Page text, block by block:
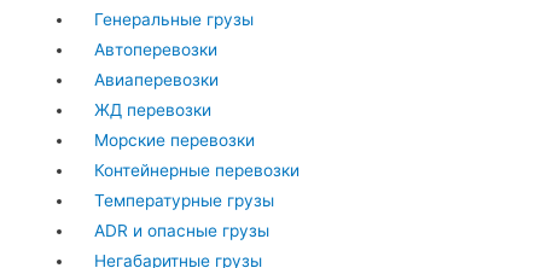
Генеральные грузы
Автоперевозки
Авиаперевозки
ЖД перевозки
Морские перевозки
Контейнерные перевозки
Температурные грузы
ADR и опасные грузы
Негабаритные грузы